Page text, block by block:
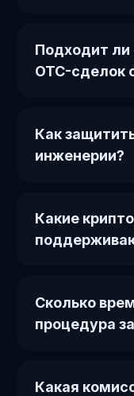
Подходит ли
OTC-сделок
Как
инженерии?
Какие
Сколько
процедура
Какая